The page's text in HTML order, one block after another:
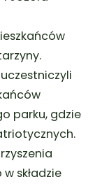
parku, gdzie
składzie